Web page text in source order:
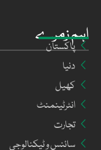
اہم زمرے
پاکستان
دنیا
کھیل
انٹرٹینمنٹ
تجارت
سائنس و ٹیکنالوجی